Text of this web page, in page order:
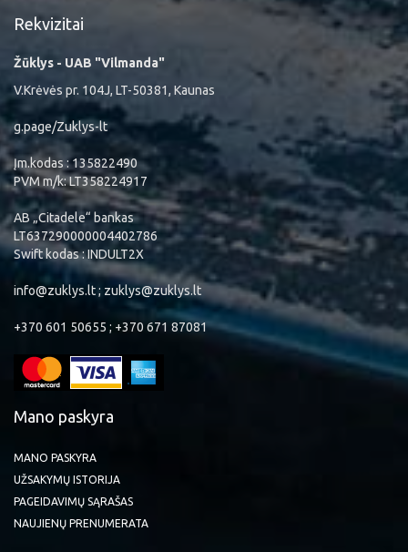
Rekvizitai
Žūklys - UAB "Vilmanda"
V.Krėvės pr. 104J, LT-50381, Kaunas
g.page/Zuklys-lt
Įm.kodas : 135822490
PVM m/k: LT358224917
AB „Citadele“ bankas
LT637290000004402786
Swift kodas : INDULT2X
info@zuklys.lt ; zuklys@zuklys.lt
+370 601 50655 ; +370 671 87081
Mano paskyra
MANO PASKYRA
UŽSAKYMŲ ISTORIJA
PAGEIDAVIMŲ SĄRAŠAS
NAUJIENŲ PRENUMERATA